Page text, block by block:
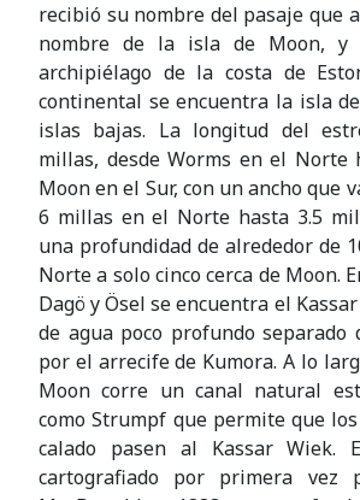
recibió su nombre del pasaje que
nombre de la isla de Moon, y
archipiélago de la costa de
continental se encuentra la isla
islas bajas. La longitud del
millas, desde Worms en el Norte
Moon en el Sur, con un ancho que
6 millas en el Norte hasta 3.5
una profundidad de alrededor de
Norte a solo cinco cerca de Moon.
Dagö y Ösel se encuentra el
de agua poco profundo separado
por el arrecife de Kumora. A lo
Moon corre un canal natural
como Strumpf que permite que
calado pasen al Kassar Wiek.
cartografiado por primera vez